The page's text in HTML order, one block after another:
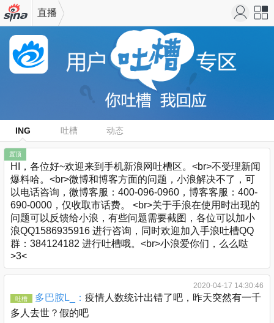
机新浪
直播
ING 吐槽 动态
置顶
HI，各位好~欢迎来到手机新浪网吐槽区。<br>不受理新闻
爆料哈。<br>微博和博客方面的问题，小浪解决不了，可
以电话咨询，微博客服：400-096-0960，博客客服：400-
690-0000，仅收取市话费。 <br>关于手浪在使用时出现的
问题可以反馈给小浪，有些问题需要截图，各位可以加小
浪QQ1586935916 进行咨询，同时欢迎加入手浪吐槽QQ
群：384124182 进行吐槽哦。<br>小浪爱你们，么么哒
>3<
2020-04-17 14:30:46
吐槽 多巴胺L_： 疫情人数统计出错了吧，昨天突然有一千
多人去世？假的吧